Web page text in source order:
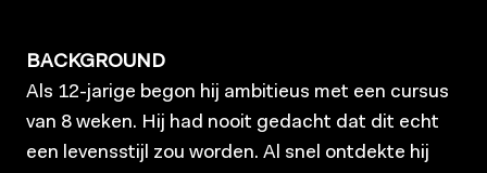
BACKGROUND
Als 12-jarige begon hij ambitieus met een cursus
van 8 weken. Hij had nooit gedacht dat dit echt
een levensstijl zou worden. Al snel ontdekte hij